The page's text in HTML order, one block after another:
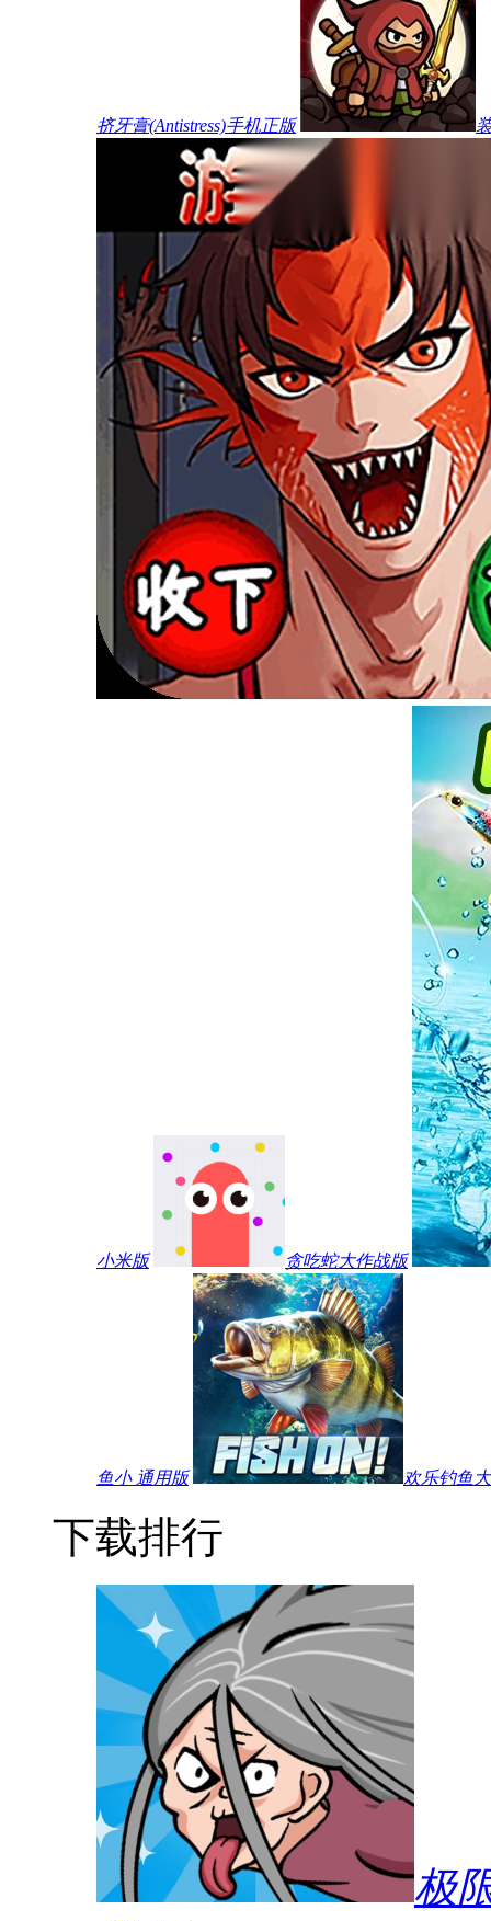
挤牙膏(Antistress)手机正版
小米版 贪吃蛇大作战版
鱼小 通用版 欢乐钓鱼
下载排行
极